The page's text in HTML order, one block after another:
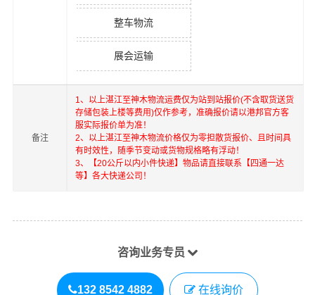
整车物流
展会运输
备注
1、以上湛江至神木物流运费仅为站到站报价(不含取货送货
存储包装上楼等费用)仅作参考，准确报价请以港邦官方客
服实际报价单为准！
2、以上湛江至神木物流价格仅为零担散货报价、且时间具
有时效性，随季节变动或货物规格略有浮动！
3、【20公斤以内小件快递】物品请直接联系【四通一达
等】各大快递公司！
咨询业务专员
132 8542 4882 在线询价